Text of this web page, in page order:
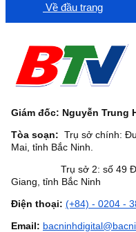
Về đầu trang
Giám đốc: Nguyễn Trung
Tòa soạn: Trụ sở chính:
Mai, tỉnh Bắc Ninh.
Trụ sở 2: số 49
Giang, tỉnh Bắc Ninh
Điện thoại: (+84) - 0204 -
Email: